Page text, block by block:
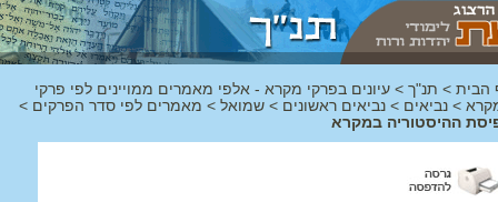
הבית > תנ"ך > עיונים בפרקי מקרא - אלפי מאמרים ממויינים לפי פרקי
> נביאים > נביאים ראשונים > שמואל > מאמרים לפי סדר הפרקים >
ההיסטוריה במקרא